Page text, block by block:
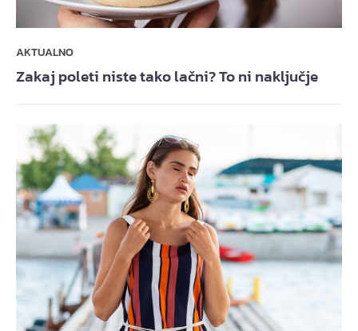
AKTUALNO
Zakaj poleti niste tako lačni? To ni naključje